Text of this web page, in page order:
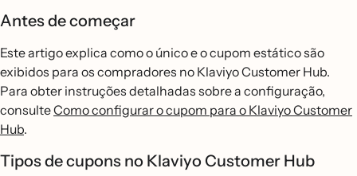
Antes de começar
Este artigo explica como o único e o cupom estático são
exibidos para os compradores no Klaviyo Customer Hub.
Para obter instruções detalhadas sobre a configuração,
consulteComo configurar o cupom para o Klaviyo Customer
Hub.
Tipos de cupons no Klaviyo Customer Hub